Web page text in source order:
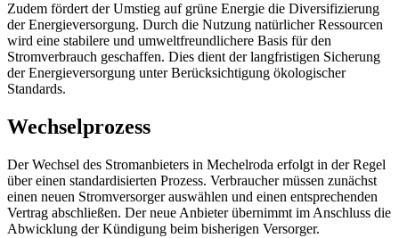
Zudem fördert der Umstieg auf grüne Energie die Diversifizierung
der Energieversorgung. Durch die Nutzung natürlicher Ressourcen
wird eine stabilere und umweltfreundlichere Basis für den
Stromverbrauch geschaffen. Dies dient der langfristigen Sicherung
der Energieversorgung unter Berücksichtigung ökologischer
Standards.
Wechselprozess
Der Wechsel des Stromanbieters in Mechelroda erfolgt in der Regel
über einen standardisierten Prozess. Verbraucher müssen zunächst
einen neuen Stromversorger auswählen und einen entsprechenden
Vertrag abschließen. Der neue Anbieter übernimmt im Anschluss die
Abwicklung der Kündigung beim bisherigen Versorger.